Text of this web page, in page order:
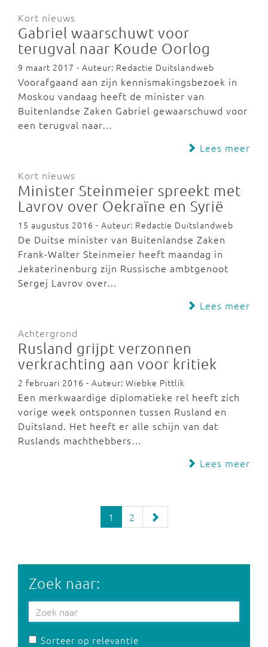
Kort nieuws
Gabriel waarschuwt voor
terugval naar Koude Oorlog
9 maart 2017 - Auteur: Redactie Duitslandweb
Voorafgaand aan zijn kennismakingsbezoek in
Moskou vandaag heeft de minister van
Buitenlandse Zaken Gabriel gewaarschuwd voor
een terugval naar…
Lees meer
Kort nieuws
Minister Steinmeier spreekt met
Lavrov over Oekraïne en Syrië
15 augustus 2016 - Auteur: Redactie Duitslandweb
De Duitse minister van Buitenlandse Zaken
Frank-Walter Steinmeier heeft maandag in
Jekaterinenburg zijn Russische ambtgenoot
Sergej Lavrov over…
Lees meer
Achtergrond
Rusland grijpt verzonnen
verkrachting aan voor kritiek
2 februari 2016 - Auteur: Wiebke Pittlik
Een merkwaardige diplomatieke rel heeft zich
vorige week ontsponnen tussen Rusland en
Duitsland. Het heeft er alle schijn van dat
Ruslands machthebbers…
Lees meer
1 2
Zoek naar:
Sorteer op relevantie